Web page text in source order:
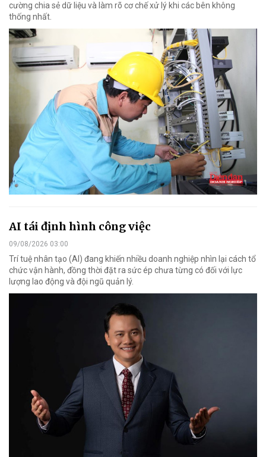
cường chia sẻ dữ liệu và làm rõ cơ chế xử lý khi các bên không
thống nhất.
AI tái định hình công việc
09/08/2026 03:00
Trí tuệ nhân tạo (AI) đang khiến nhiều doanh nghiệp nhìn lại cách tổ
chức vận hành, đồng thời đặt ra sức ép chưa từng có đối với lực
lượng lao động và đội ngũ quản lý.